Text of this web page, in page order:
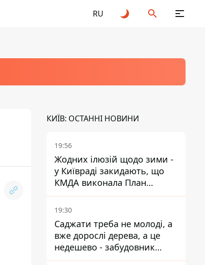
RU
КИЇВ: ОСТАННІ НОВИНИ
19:56
Жодних ілюзій щодо зими -
у Київраді закидають, що
КМДА виконала План
стійкості на 20%
19:30
Саджати треба не молоді, а
вже дорослі дерева, а це
недешево - забудовник
Ніконов